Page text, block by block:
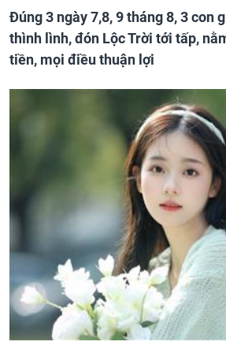
Đúng 3 ngày 7,8, 9 tháng 8, 3 con
thình lình, đón Lộc Trời tới tấp,
tiền, mọi điều thuận lợi